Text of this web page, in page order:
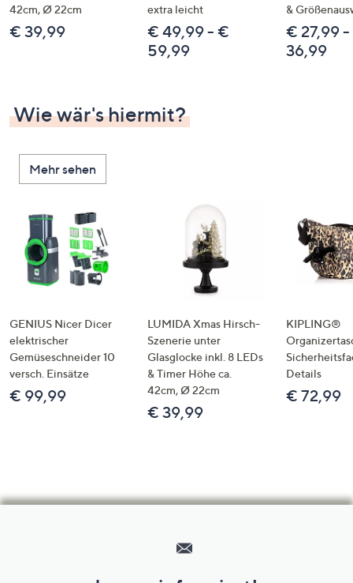
42cm, Ø 22cm
€ 39,99
extra leicht
€ 49,99 - €
59,99
&
€ 27,99
36,99
Wie wär's hiermit?
Mehr sehen
GENIUS Nicer Dicer
elektrischer
Gemüseschneider 10
versch. Einsätze
€ 99,99
LUMIDA Xmas Hirsch-
Szenerie unter
Glasglocke inkl. 8 LEDs
& Timer Höhe ca.
42cm, Ø 22cm
€ 39,99
KIPLING®
Details
€ 72,99